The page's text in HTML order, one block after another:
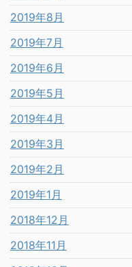
2019年8月
2019年7月
2019年6月
2019年5月
2019年4月
2019年3月
2019年2月
2019年1月
2018年12月
2018年11月